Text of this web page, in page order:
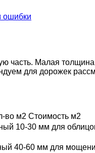
ошибки
часть. Малая
для дорожек
во м2 Стоимость м2
10-30 мм для
40-60 мм для